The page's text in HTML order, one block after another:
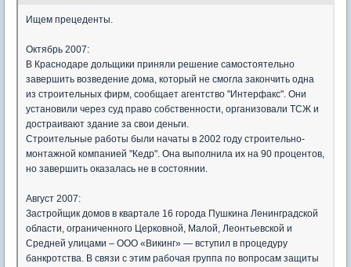
Ищем прецеденты.
Октябрь 2007:
В Краснодаре дольщики приняли решение самостоятельно
завершить возведение дома, который не смогла закончить одна
из строительных фирм, сообщает агентство "Интерфакс". Они
установили через суд право собственности, организовали ТСЖ и
достраивают здание за свои деньги.
Строительные работы были начаты в 2002 году строительно-
монтажной компанией "Кедр". Она выполнила их на 90 процентов,
но завершить оказалась не в состоянии.
Август 2007:
Застройщик домов в квартале 16 города Пушкина Ленинградской
области, ограниченного Церковной, Малой, Леонтьевской и
Средней улицами – ООО «Викинг» — вступил в процедуру
банкротства. В связи с этим рабочая группа по вопросам защиты